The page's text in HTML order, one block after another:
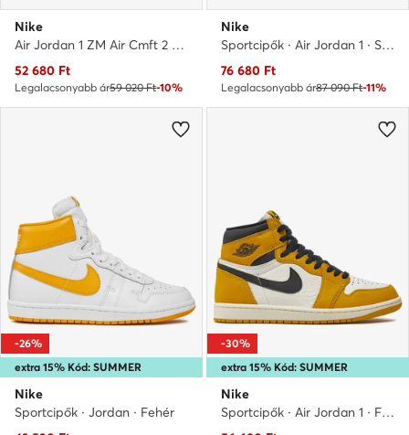
Nike
Air Jordan 1 ZM Air Cmft 2 DV1307 · Kosárlabda cipők
Aktuális ár
52 680 Ft
Legalacsonyabb ár59 020 Ft-10%
Nike
Sportcipők · Air Jordan 1 · Szürke
Aktuális ár
76 680 Ft
Legalacsonyabb ár87 090 Ft-11%
extra 15% Kód: SUMMER
-26%
Nike
Sportcipők · Jordan · Fehér
extra 15% Kód: SUMMER
-30%
Nike
Sportcipők · Air Jordan 1 · Fehér